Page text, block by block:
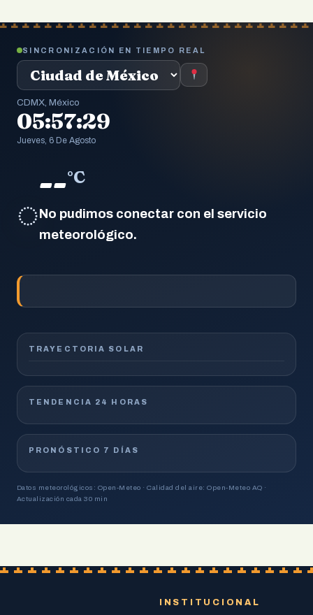
SINCRONIZACIÓN EN TIEMPO REAL
CDMX, México
05:57:30
Jueves, 6 De Agosto
◌
--°C
No pudimos conectar con el servicio
meteorológico.
TRAYECTORIA SOLAR
TENDENCIA 24 HORAS
PRONÓSTICO 7 DÍAS
Datos meteorológicos: Open-Meteo · Calidad del aire: Open-Meteo AQ ·
Actualización cada 30 min
INSTITUCIONAL